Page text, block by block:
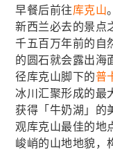
早餐后前往库克山
新西兰必去的景点
千五百万年前的自
的圆石就会露出海
径库克山脚下的普
冰川汇聚形成的最
获得「牛奶湖」的
观库克山最佳的地
峻峭的山地地貌，